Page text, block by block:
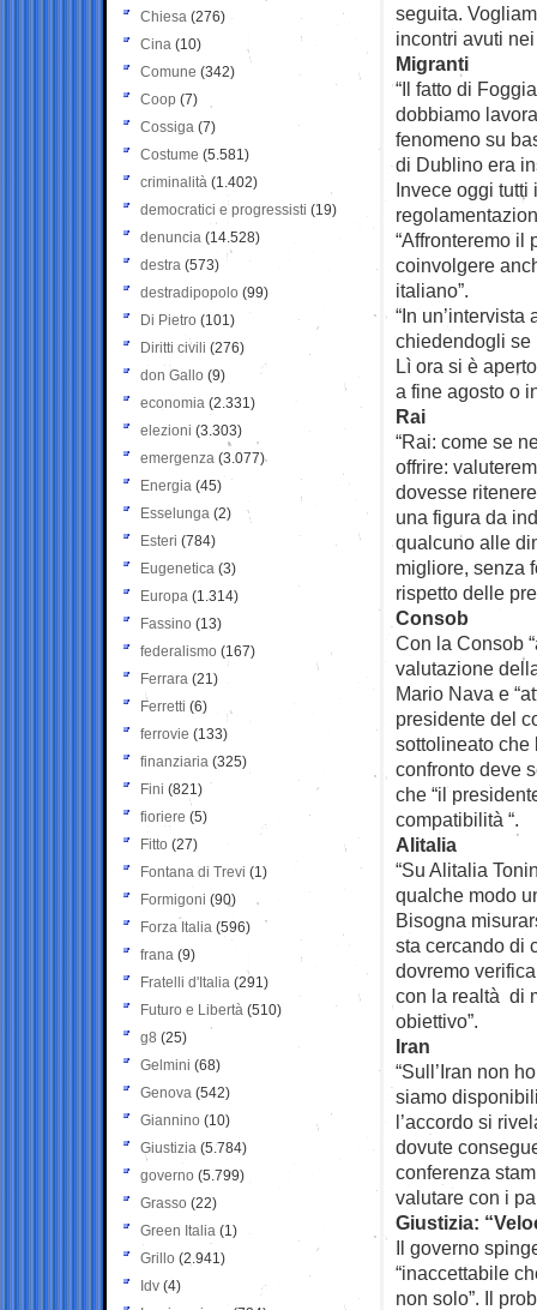
seguita.
incontri avuti
Migranti
“Il fatto di
dobbiamo
fenomeno su
di Dublino era
Invece oggi tutti
“Affronteremo il
coinvolgere
italiano”.
“In
chiedendogli se
Lì ora si è
a fine agosto o
Rai
“Rai: come se
offrire:
dovesse
una figura da
qualcuno alle
migliore, senza
rispetto delle
Consob
Con la Consob
valutazione
Mario Nava e
presidente del
sottolineato che
confronto deve
che “il
compatibilità “.
Alitalia
“Su Alitalia
qualche modo
Bisogna
sta cercando di
dovremo
con la realtà di
obiettivo”.
Iran
“Sull’Iran non
siamo
l’accordo si
dovute
conferenza
valutare con i
Giustizia:
Il governo
“inaccettabile
non solo”. Il
Chiesa (276)
Cina (10)
Comune (342)
Coop (7)
Cossiga (7)
Costume (5.581)
criminalità (1.402)
democratici e progressisti (19)
denuncia (14.528)
destra (573)
destradipopolo (99)
Di Pietro (101)
Diritti civili (276)
don Gallo (9)
economia (2.331)
elezioni (3.303)
emergenza (3.077)
Energia (45)
Esselunga (2)
Esteri (784)
Eugenetica (3)
Europa (1.314)
Fassino (13)
federalismo (167)
Ferrara (21)
Ferretti (6)
ferrovie (133)
finanziaria (325)
Fini (821)
fioriere (5)
Fitto (27)
Fontana di Trevi (1)
Formigoni (90)
Forza Italia (596)
frana (9)
Fratelli d'Italia (291)
Futuro e Libertà (510)
g8 (25)
Gelmini (68)
Genova (542)
Giannino (10)
Giustizia (5.784)
governo (5.799)
Grasso (22)
Green Italia (1)
Grillo (2.941)
Idv (4)